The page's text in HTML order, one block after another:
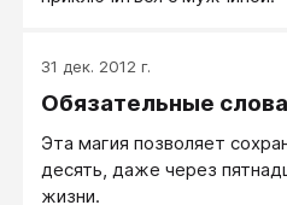
31 дек. 2012 г.
Обязательные
Эта магия позволяет
десять, даже через
жизни.